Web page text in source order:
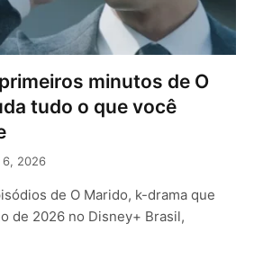
minutos de O
tudo o que você
6, 2026
de O Marido, k-drama que
de 2026 no Disney+ Brasil,